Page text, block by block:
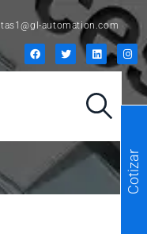
automation.com
Cotizar